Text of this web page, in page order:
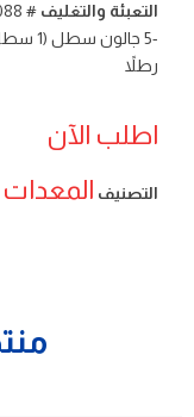
التعبئة والتغليف
رطلاً
اطلب الآن
التصنيف المعدات